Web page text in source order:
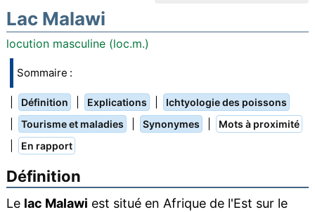
Lac Malawi
locution masculine (loc.m.)
Sommaire :
Définition Explications Ichtyologie des poissons
Tourisme et maladies Synonymes Mots à proximité
En rapport
Définition
Le lac Malawi est situé en Afrique de l'Est sur le